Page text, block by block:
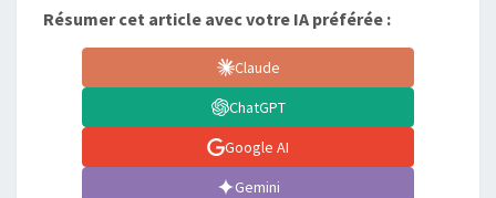
Résumer cet article avec votre IA préférée :
Claude
ChatGPT
Google AI
Gemini